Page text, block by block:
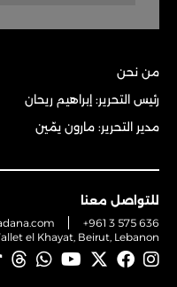
من نحن
رئيس التحرير: إبراهيم ريحان
مدير التحرير: مارون يمّين
للتواصل معنا
+961 3 575 636
el Khayat, Beirut, Lebanon